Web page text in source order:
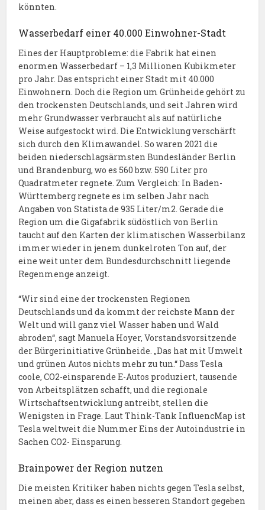
könnten.
Wasserbedarf einer 40.000 Einwohner-Stadt
Eines der Hauptprobleme: die Fabrik hat einen
enormen Wasserbedarf – 1,3 Millionen Kubikmeter
pro Jahr. Das entspricht einer Stadt mit 40.000
Einwohnern. Doch die Region um Grünheide gehört zu
den trockensten Deutschlands, und seit Jahren wird
mehr Grundwasser verbraucht als auf natürliche
Weise aufgestockt wird. Die Entwicklung verschärft
sich durch den Klimawandel. So waren 2021 die
beiden niederschlagsärmsten Bundesländer Berlin
und Brandenburg, wo es 560 bzw. 590 Liter pro
Quadratmeter regnete. Zum Vergleich: In Baden-
Württemberg regnete es im selben Jahr nach
Angaben von Statista.de 935 Liter/m2. Gerade die
Region um die Gigafabrik südöstlich von Berlin
taucht auf den Karten der klimatischen Wasserbilanz
immer wieder in jenem dunkelroten Ton auf, der
eine weit unter dem Bundesdurchschnitt liegende
Regenmenge anzeigt.
“Wir sind eine der trockensten Regionen
Deutschlands und da kommt der reichste Mann der
Welt und will ganz viel Wasser haben und Wald
abroden“, sagt Manuela Hoyer, Vorstandsvorsitzende
der Bürgerinitiative Grünheide. „Das hat mit Umwelt
und grünen Autos nichts mehr zu tun.“ Dass Tesla
coole, CO2-einsparende E-Autos produziert, tausende
von Arbeitsplätzen schafft, und die regionale
Wirtschaftsentwicklung antreibt, stellen die
Wenigsten in Frage. Laut Think-Tank InfluencMap ist
Tesla weltweit die Nummer Eins der Autoindustrie in
Sachen CO2- Einsparung.
Brainpower der Region nutzen
Die meisten Kritiker haben nichts gegen Tesla selbst,
meinen aber, dass es einen besseren Standort gegeben